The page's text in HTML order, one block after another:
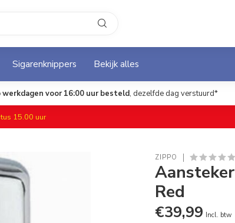
Sigarenknippers Bekijk alles
werkdagen voor 16:00 uur besteld, dezelfde dag verstuurd*
15.00 uur
ZIPPO
Red
€39,99 Incl. btw